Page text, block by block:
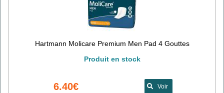
Hartmann Molicare Premium Men Pad 4 Gouttes
Produit en stock
6.40€ Voir